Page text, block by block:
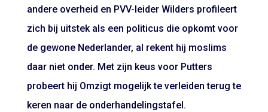
andere overheid en PVV-leider Wilders profileert
zich bij uitstek als een politicus die opkomt voor
de gewone Nederlander, al rekent hij moslims
daar niet onder. Met zijn keus voor Putters
probeert hij Omzigt mogelijk te verleiden terug te
keren naar de onderhandelingstafel.